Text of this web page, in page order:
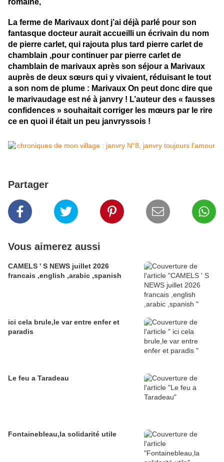
romaine,
La ferme de Marivaux dont j’ai déjà parlé pour son
fantasque docteur aurait accueilli un écrivain du nom
de pierre carlet, qui rajouta plus tard pierre carlet de
chamblain ,pour continuer par pierre carlet de
chamblain de marivaux après son séjour a Marivaux
auprès de deux sœurs qui y vivaient, réduisant le tout
a son nom de plume : Marivaux On peut donc dire que
le marivaudage est né à janvry ! L’auteur des « fausses
confidences » souhaitait corriger les mœurs par le rire
ce en quoi il était un peu janvryssois !
Partager
Vous aimerez aussi
CAMELS ' S NEWS juillet 2026
francais ,english ,arabic ,spanish
ici cela brule,le var entre enfer et
paradis
Le feu a Taradeau
Fontainebleau,la solidarité utile